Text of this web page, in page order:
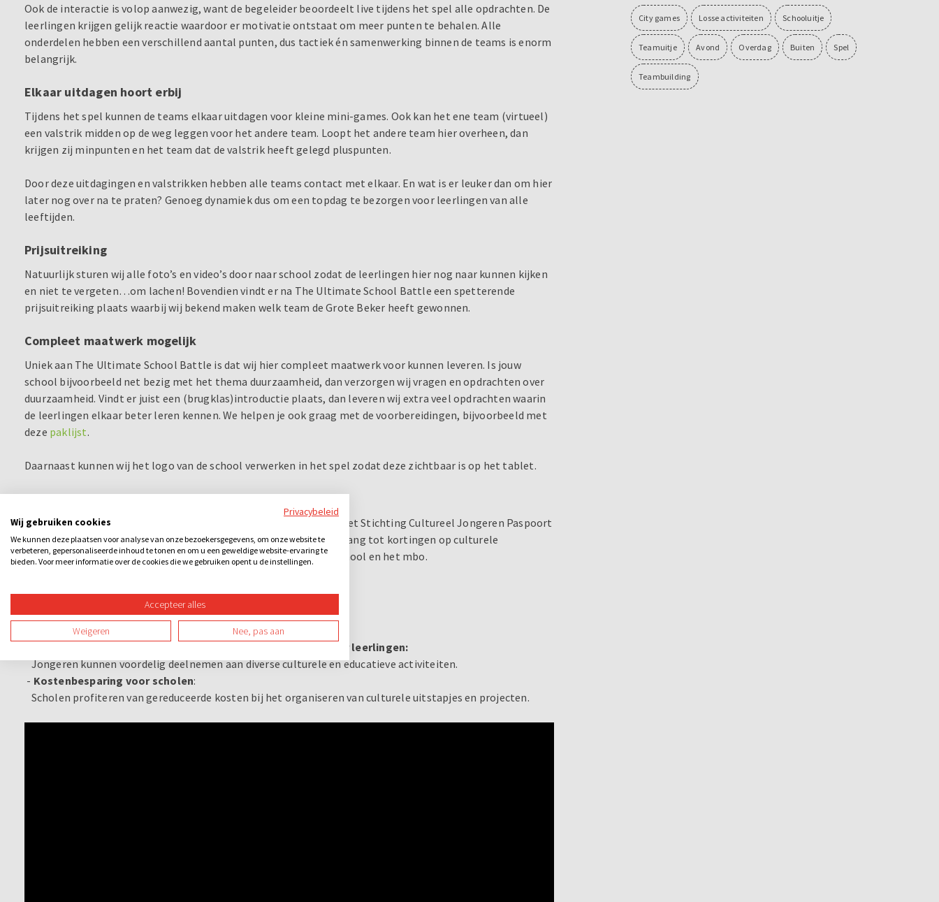
Ook de interactie is volop aanwezig, want de begeleider beoordeelt live tijdens het spel alle opdrachten. De
leerlingen krijgen gelijk reactie waardoor er motivatie ontstaat om meer punten te behalen. Alle
onderdelen hebben een verschillend aantal punten, dus tactiek én samenwerking binnen de teams is enorm
belangrijk.
Elkaar uitdagen hoort erbij
Tijdens het spel kunnen de teams elkaar uitdagen voor kleine mini-games. Ook kan het ene team (virtueel)
een valstrik midden op de weg leggen voor het andere team. Loopt het andere team hier overheen, dan
krijgen zij minpunten en het team dat de valstrik heeft gelegd pluspunten.
Door deze uitdagingen en valstrikken hebben alle teams contact met elkaar. En wat is er leuker dan om hier
later nog over na te praten? Genoeg dynamiek dus om een topdag te bezorgen voor leerlingen van alle
leeftijden.
Prijsuitreiking
Natuurlijk sturen wij alle foto’s en video’s door naar school zodat de leerlingen hier nog naar kunnen kijken
en niet te vergeten…om lachen! Bovendien vindt er na The Ultimate School Battle een spetterende
prijsuitreiking plaats waarbij wij bekend maken welk team de Grote Beker heeft gewonnen.
Compleet maatwerk mogelijk
Uniek aan The Ultimate School Battle is dat wij hier compleet maatwerk voor kunnen leveren. Is jouw
school bijvoorbeeld net bezig met het thema duurzaamheid, dan verzorgen wij vragen en opdrachten over
duurzaamheid. Vindt er juist een (brugklas)introductie plaats, dan leveren wij extra veel opdrachten waarin
de leerlingen elkaar beter leren kennen. We helpen je ook graag met de voorbereidingen, bijvoorbeeld met
deze paklijst.
Daarnaast kunnen wij het logo van de school verwerken in het spel zodat deze zichtbaar is op het tablet.
Wat is de CJP-pas?
De CJP-pas is een kortingspas van de overheid in samenwerking met Stichting Cultureel Jongeren Paspoort
(CJP) voor jongeren tussen de 12 en 30 jaar. De CJP-pas biedt toegang tot kortingen op culturele
evenementen en activiteiten voor leerlingen op de middelbare school en het mbo.
De CJP-pas biedt verschillende voordelen:
Toegang tot kortingen op evenementen en activiteiten voor leerlingen:
Jongeren kunnen voordelig deelnemen aan diverse culturele en educatieve activiteiten.
- Kostenbesparing voor scholen:
Scholen profiteren van gereduceerde kosten bij het organiseren van culturele uitstapjes en projecten.
City games Losse activiteiten Schooluitje
Teamuitje Avond Overdag Buiten Spel
Teambuilding
Privacybeleid
Wij gebruiken cookies
We kunnen deze plaatsen voor analyse van onze bezoekersgegevens, om onze website te
verbeteren, gepersonaliseerde inhoud te tonen en om u een geweldige website-ervaring te
bieden. Voor meer informatie over de cookies die we gebruiken opent u de instellingen.
Accepteer alles
Weigeren Nee, pas aan